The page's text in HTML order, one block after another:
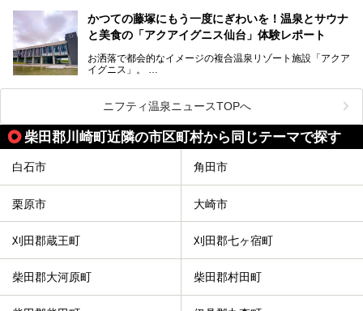
今回はそんな旅館の中から、おすすめしたい5ヶ所の温泉を
セレクトしてみました。うち3ヶ所はサウナも楽しめます。
人気です。新幹線を使えば都心から1時間30分とアクセスも
よく、気軽に訪れやすい地方都市の1つです。
仙台牛タンなどを堪能するグルメ旅や、スポーツ観戦の遠征
時などに利用しやすい温浴施設がたくさんありますよ。
かつての藤塚にもう一度にぎわいを！温泉とサウナ
と美食の「アクアイグニス仙台」体験レポート
お洒落で都会的なイメージの複合温泉リゾート施設「アクア
イグニス」。
関西空港や吉川美南（埼玉県）に続いて仙台市若林区に202
2年4月にオープンした「アクアイグニス仙台」は、日帰り
温泉の「藤塚の湯」、マルシェ リアン、和食「笠庵」、イ
タリアン「グリーチネ」、ベーカリー「マリアージュ ドゥ
ファリーヌ」、スイーツの「コンフィチュール アッシュ」
と「ル ショコラ ドゥ アッシュ」、そしてカフェ「猿田彦珈
琲」と話題のお店が勢ぞろい！
この「アクアイグニス仙台」の魅力を探りにお出かけしてき
ニフティ温泉ニュースTOPへ
柴田郡川崎町近隣の市区町村から同じテーマで探す
白石市 角田市
栗原市 大崎市
刈田郡蔵王町 刈田郡七ヶ宿町
柴田郡大河原町 柴田郡村田町